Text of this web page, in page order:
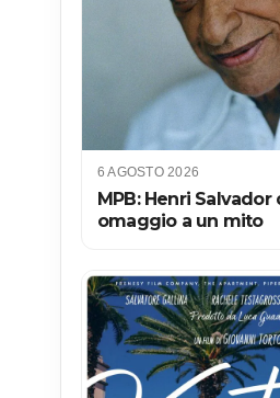
6 AGOSTO 2026
MPB: Henri Salvador
omaggio a un mito